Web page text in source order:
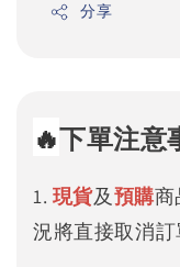
分享
🔥下單注意
1. 現貨及預購商
況將直接取消訂